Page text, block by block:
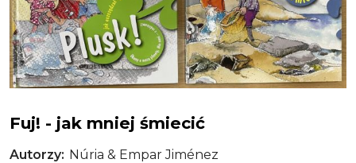
Fuj! - jak mniej śmiecić
Autorzy
Núria & Empar Jiménez